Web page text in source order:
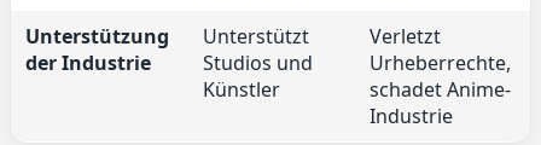
Unterstützung
der Industrie
Unterstützt
Studios und
Künstler
Verletzt
Urheberrechte,
schadet Anime-
Industrie